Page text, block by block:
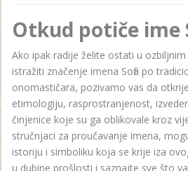
Otkud potiče ime
Ako ipak radije želite ostati u
istražiti značenje imena Sofia po
onomastičara, pozivamo vas da
etimologiju, rasprostranjenost,
činjenice koje su ga oblikovale kroz
stručnjaci za proučavanje imena,
istoriju i simboliku koja se krije iza
u dubine prošlosti i saznajte sve što